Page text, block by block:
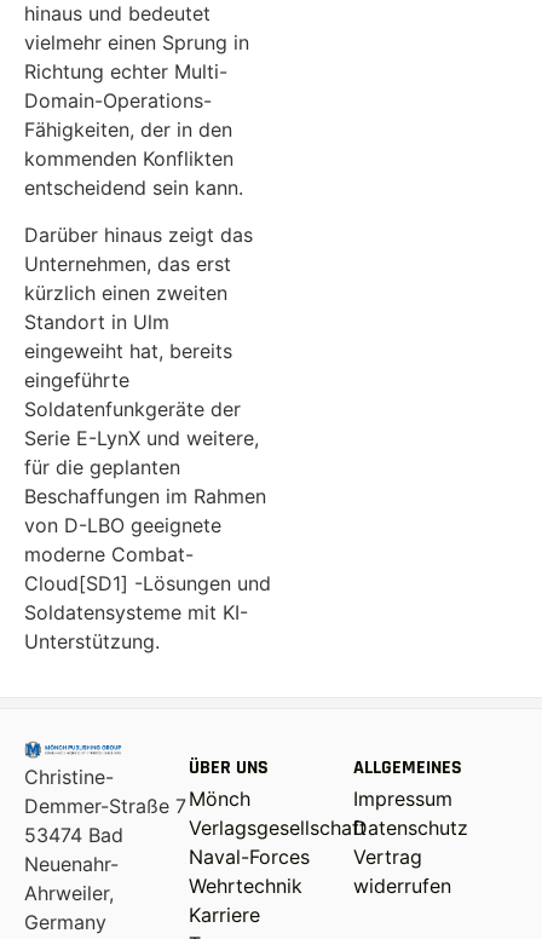
hinaus und bedeutet
vielmehr einen Sprung in
Richtung echter Multi-
Domain-Operations-
Fähigkeiten, der in den
kommenden Konflikten
entscheidend sein kann.
Darüber hinaus zeigt das
Unternehmen, das erst
kürzlich einen zweiten
Standort in Ulm
eingeweiht hat, bereits
eingeführte
Soldatenfunkgeräte der
Serie E-LynX und weitere,
für die geplanten
Beschaffungen im Rahmen
von D-LBO geeignete
moderne Combat-
Cloud[SD1] -Lösungen und
Soldatensysteme mit KI-
Unterstützung.
Christine-
Demmer-Straße 7
53474 Bad
Neuenahr-
Ahrweiler,
Germany
ÜBER UNS
Mönch
Verlagsgesellschaft
Naval-Forces
Wehrtechnik
Karriere
ALLGEMEINES
Impressum
Datenschutz
Vertrag
widerrufen